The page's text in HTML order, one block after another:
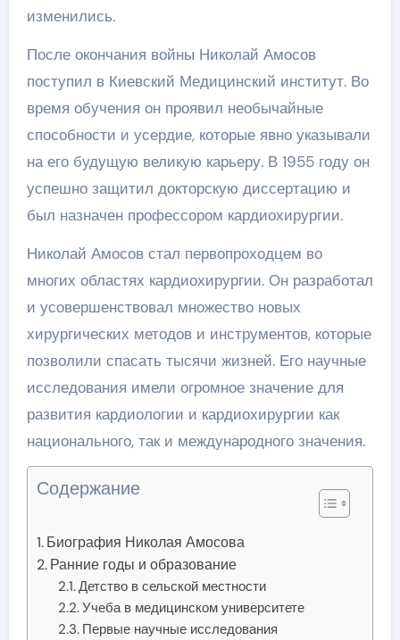
изменились.
После окончания войны Николай Амосов
поступил в Киевский Медицинский институт. Во
время обучения он проявил необычайные
способности и усердие, которые явно указывали
на его будущую великую карьеру. В 1955 году он
успешно защитил докторскую диссертацию и
был назначен профессором кардиохирургии.
Николай Амосов стал первопроходцем во
многих областях кардиохирургии. Он разработал
и усовершенствовал множество новых
хирургических методов и инструментов, которые
позволили спасать тысячи жизней. Его научные
исследования имели огромное значение для
развития кардиологии и кардиохирургии как
национального, так и международного значения.
Содержание
Биография Николая Амосова
Ранние годы и образование
Детство в сельской местности
Учеба в медицинском университете
Первые научные исследования